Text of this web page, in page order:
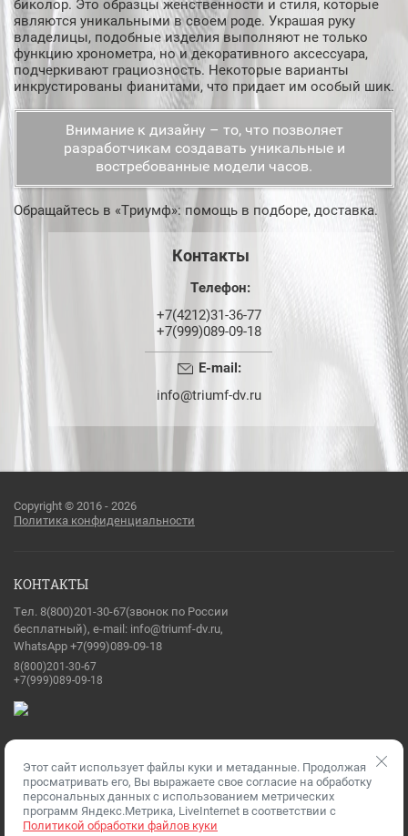
биколор. Это образцы женственности и стиля, которые
являются уникальными в своем роде. Украшая руку
владелицы, подобные изделия выполняют не только
функцию хронометра, но и декоративного аксессуара,
подчеркивают грациозность. Некоторые варианты
инкрустированы фианитами, что придает им особый шик.
Внимание к дизайну – то, что позволяет
разработчикам создавать уникальные и
востребованные модели часов.
Обращайтесь в «Триумф»: помощь в подборе, доставка.
Контакты
Телефон:
+7(4212)31-36-77
+7(999)089-09-18
E-mail:
info@triumf-dv.ru
Copyright © 2016 - 2026
Политика конфиденциальности
КОНТАКТЫ
Тел. 8(800)201-30-67(звонок по России
бесплатный), e-mail: info@triumf-dv.ru,
WhatsApp +7(999)089-09-18
8(800)201-30-67
+7(999)089-09-18
Разработка сайтов— Мегагрупп.ру
Этот сайт использует файлы куки и метаданные. Продолжая
просматривать его, Вы выражаете свое согласие на обработку
персональных данных с использованием метрических
программ Яндекс.Метрика, LiveInternet в соответствии с
Политикой обработки файлов куки